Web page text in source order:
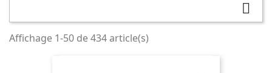

Affichage 1-50 de 434 article(s)